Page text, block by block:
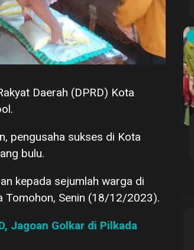
Daerah (DPRD) Kota
pengusaha sukses di Kota
bulu.
kepada sejumlah warga di
Tomohon, Senin (18/12/2023).
Jagoan Golkar di Pilkada